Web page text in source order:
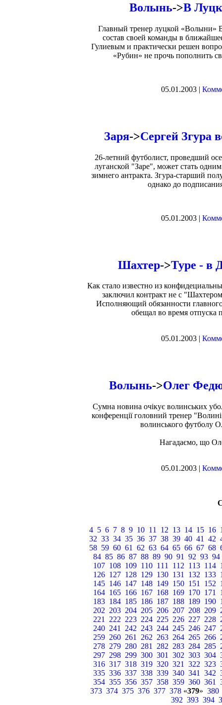
Волынь->В
Главный тренер луцкой «Волыни»
состав своей команды в
Гулиевым и практически решен
«Рубин» не прочь пополнить
05.01.2003 |
Заря->Сергей Згура
26-летний футболист, проведший
луганской "Заре", может стать
зимнего антракта. Згура-старший
однако до
05.01.2003 |
Шахтер->Туре - в
Как стало известно из
заключил контракт не с
Исполняющий обязанности
обещал во время отпуска
05.01.2003 |
Волынь->Олег
Сумна новина очікує волинських
конференції головний тренер
волинського футболу
Нагадаємо, що
05.01.2003 |
4 5 6 7 8 9 10 11 12 13 14 15 16
32 33 34 35 36 37 38 39 40 41 42
58 59 60 61 62 63 64 65 66 67 68
84 85 86 87 88 89 90 91 92 93 94
107 108 109 110 111 112 113 114
126 127 128 129 130 131 132 133
145 146 147 148 149 150 151 152
164 165 166 167 168 169 170 171
183 184 185 186 187 188 189 190
202 203 204 205 206 207 208 209
221
222 223 224 225 226 227 228
240 241 242 243 244 245 246 247
259 260 261 262 263 264 265 266
278 279 280 281 282 283 284 285
297 298 299 300 301 302 303 304
316 317 318 319 320 321 322 323
335 336 337 338 339 340 341 342
354 355 356 357 358 359 360 361
373 374 375 376 377 378 «379» 380
392 393 394